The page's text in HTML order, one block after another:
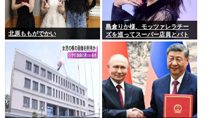
北原ももがでかい
島倉りか様、モッツァレラチー
ズを巡ってスーパー店員とバト
ル勃発ｗｗｗ